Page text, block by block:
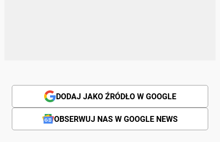
DODAJ JAKO ŹRÓDŁO W GOOGLE
OBSERWUJ NAS W GOOGLE NEWS